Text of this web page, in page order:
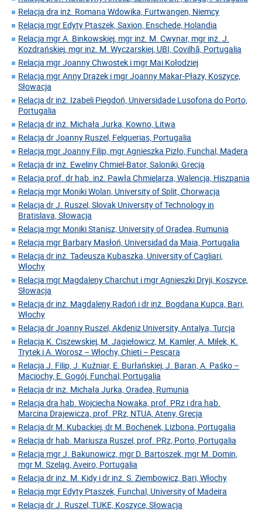
Relacja dra inż. Romana Wdowika, Furtwangen, Niemcy
Relacja mgr Edyty Ptaszek, Saxion, Enschede, Holandia
Relacja mgr A. Binkowskiej, mgr inż. M. Cwynar, mgr inż. J.
Kozdrańskiej, mgr inż. M. Wyczarskiej, UBI, Covilhã, Portugalia
Relacja mgr Joanny Chwostek i mgr Mai Kołodziej
Relacja mgr Anny Drążek i mgr Joanny Makar-Płazy, Koszyce,
Słowacja
Relacja dr inż. Izabeli Piegdoń, Universidade Lusofona do Porto,
Portugalia
Relacja dr inż. Michała Jurka, Kowno, Litwa
Relacja dr Joanny Ruszel, Felguerias, Portugalia
Relacja mgr Joanny Filip, mgr Agnieszka Pizło, Funchal, Madera
Relacja dr inż. Eweliny Chmiel-Bator, Saloniki, Grecja
Relacja prof. dr hab. inż. Pawła Chmielarza, Walencja, Hiszpania
Relacja mgr Moniki Wolan, University of Split, Chorwacja
Relacja dr J. Ruszel, Slovak University of Technology in
Bratislava, Słowacja
Relacja mgr Moniki Stanisz, University of Oradea, Rumunia
Relacja mgr Barbary Masłoń, Universidad da Maia, Portugalia
Relacja dr inż. Tadeusza Kubaszka, University of Cagliari,
Włochy
Relacja mgr Magdaleny Charchut i mgr Agnieszki Dryji, Koszyce,
Słowacja
Relacja dr inż. Magdaleny Radoń i dr inż. Bogdana Kupca, Bari,
Włochy
Relacja dr Joanny Ruszel, Akdeniz University, Antalya, Turcja
Relacja K. Ciszewskiej, M. Jagiełowicz, M. Kamler, A. Miłek, K.
Trytek i A. Worosz – Włochy, Chieti – Pescara
Relacja J. Filip, J. Kuźniar, E. Burłańskiej, J. Baran, A. Paśko –
Maciochy, E. Gogój, Funchal, Portugalia
Relacja dr inż. Michała Jurka, Oradea, Rumunia
Relacja dra hab. Wojciecha Nowaka, prof. PRz i dra hab.
Marcina Drajewicza, prof. PRz, NTUA, Ateny, Grecja
Relacja dr M. Kubackiej, dr M. Bochenek, Lizbona, Portugalia
Relacja dr hab. Mariusza Ruszel, prof. PRz, Porto, Portugalia
Relacja mgr J. Bakunowicz, mgr D. Bartoszek, mgr M. Domin,
mgr M. Szeląg, Aveiro, Portugalia
Relacja dr inż. M. Kidy i dr inż. S. Ziembowicz, Bari, Włochy
Relacja mgr Edyty Ptaszek, Funchal, University of Madeira
Relacja dr J. Ruszel, TUKE, Koszyce, Słowacja